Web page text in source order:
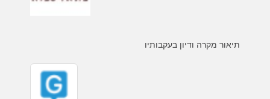
תיאור מקרה ודיון בעקבותיו